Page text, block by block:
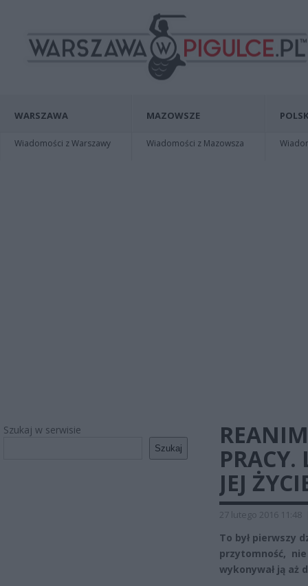
WARSZAWA
Wiadomości z Warszawy
MAZOWSZE
Wiadomości z Mazowsza
Szukaj w serwisie
Szukaj
JEJ
27 lutego 2016 11:48
To był pierwszy
przytomność,
wykonywał ją aż